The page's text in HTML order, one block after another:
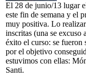
El 28 de junio/13 lugar
este fin de semana y el
muy positiva. Lo
inscritas (una se
éxito el curso: se fueron
por el objetivo
estuvimos con ellas:
Santi.